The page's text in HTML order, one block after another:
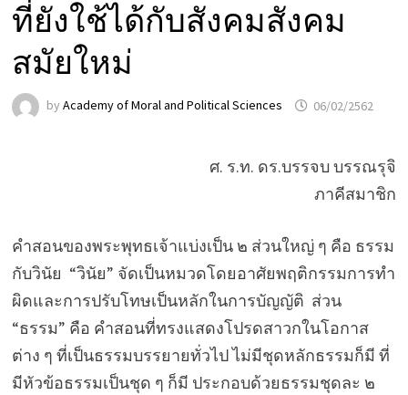
ที่ยังใช้ได้กับสังคมสังคม
สมัยใหม่
by Academy of Moral and Political Sciences 06/02/2562
ศ. ร.ท. ดร.บรรจบ บรรณรุจิ
ภาคีสมาชิก
คำสอนของพระพุทธเจ้าแบ่งเป็น ๒ ส่วนใหญ่ ๆ คือ ธรรม
กับวินัย “วินัย” จัดเป็นหมวดโดยอาศัยพฤติกรรมการทำ
ผิดและการปรับโทษเป็นหลักในการบัญญัติ ส่วน
“ธรรม” คือ คำสอนที่ทรงแสดงโปรดสาวกในโอกาส
ต่าง ๆ ที่เป็นธรรมบรรยายทั่วไป ไม่มีชุดหลักธรรมก็มี ที่
มีหัวข้อธรรมเป็นชุด ๆ ก็มี ประกอบด้วยธรรมชุดละ ๒